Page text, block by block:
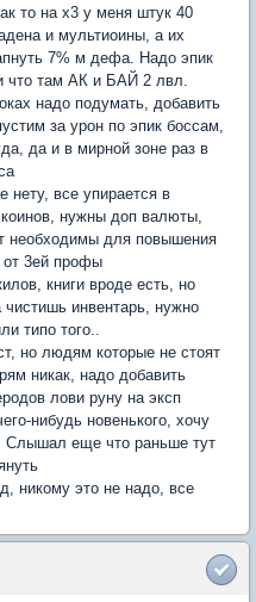
то на х3 у меня штук 40
и мультиоины, а их
7% м дефа. Надо эпик
что там АК и БАЙ 2 лвл.
надо подумать, добавить
за урон по эпик боссам,
да и в мирной зоне раз в
нету, все упирается в
нужны доп валюты,
необходимы для повышения
от 3ей профы
книги вроде есть, но
чистишь инвентарь, нужно
типо того..
но людям которые не стоят
никак, надо добавить
лови руну на эксп
нибудь новенького, хочу
Слышал еще что раньше тут
никому это не надо, все